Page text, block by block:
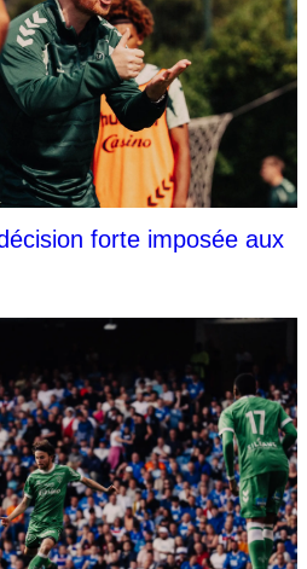
forte imposée aux